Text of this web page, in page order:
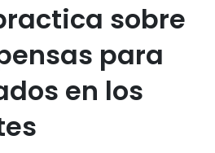
sobre
para
en los